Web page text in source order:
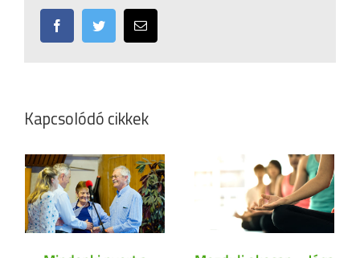
FacebookTwitter Email:
Kapcsolódó cikkek